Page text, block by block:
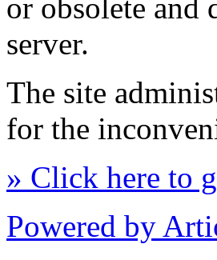
or obsolete and
server.
The site
for the
» Click here to
Powered by